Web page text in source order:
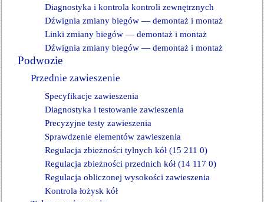
Diagnostyka i kontrola kontroli zewnętrznych
Dźwignia zmiany biegów — demontaż i montaż
Linki zmiany biegów — demontaż i montaż
Dźwignia zmiany biegów — demontaż i montaż
Podwozie
Przednie zawieszenie
Specyfikacje zawieszenia
Diagnostyka i testowanie zawieszenia
Precyzyjne testy zawieszenia
Sprawdzenie elementów zawieszenia
Regulacja zbieżności tylnych kół (15 211 0)
Regulacja zbieżności przednich kół (14 117 0)
Regulacja obliczonej wysokości zawieszenia
Kontrola łożysk kół